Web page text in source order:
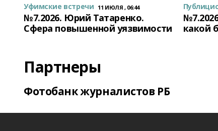
Уфимские встречи 11 ИЮЛЯ , 06:44
№7.2026. Юрий Татаренко.
Сфера повышенной уязвимости
какой
Партнеры
Фотобанк журналистов РБ